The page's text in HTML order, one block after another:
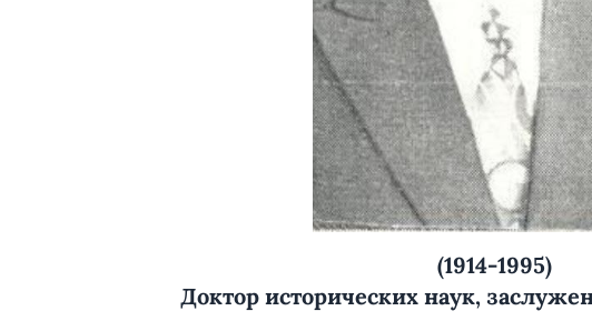
(1914-1995)
Доктор исторических наук,